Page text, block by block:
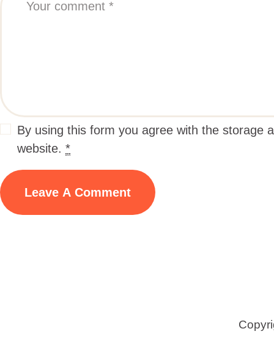
By using this form you agree with the storage
website. *